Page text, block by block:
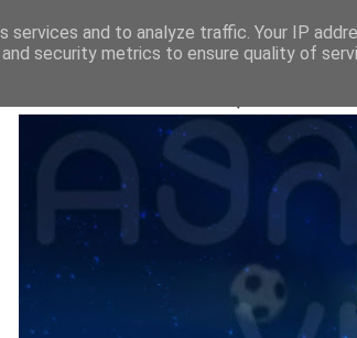
and to analyze traffic. Your IP
security metrics to ensure quality of